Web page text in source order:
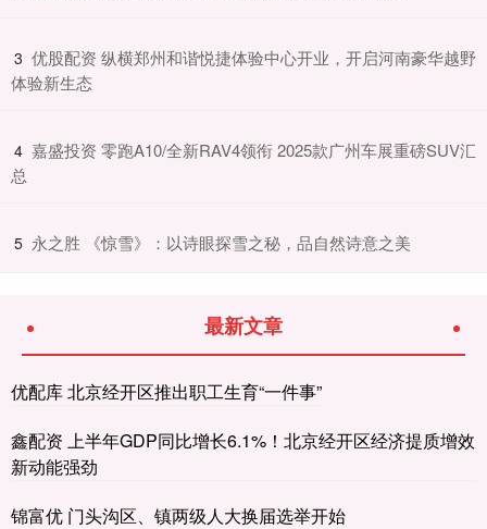
3 ​优股配资 纵横郑州和谐悦捷体验中心开业，开启河南豪华越野
体验新生态
4 ​嘉盛投资 零跑A10/全新RAV4领衔 2025款广州车展重磅SUV汇
总
5 ​永之胜 《惊雪》：以诗眼探雪之秘，品自然诗意之美
最新文章
优配库 北京经开区推出职工生育“一件事”
鑫配资 上半年GDP同比增长6.1%！北京经开区经济提质增效
新动能强劲
锦富优 门头沟区、镇两级人大换届选举开始